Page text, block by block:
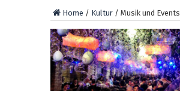
Home / Kultur / Musik und Events